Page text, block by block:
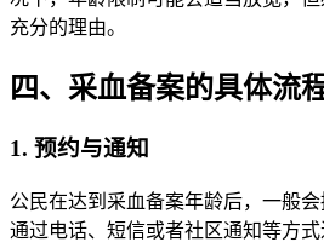
充分的理由。
四、采血备案的具体流
1. 预约与通知
公民在达到采血备案年龄后，一般
通过电话、短信或者社区通知等方式